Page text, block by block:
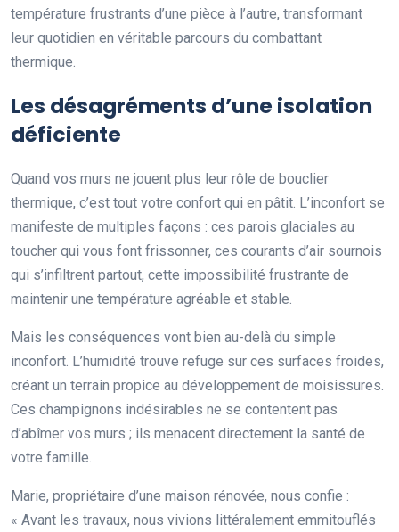
température frustrants d’une pièce à l’autre, transformant
leur quotidien en véritable parcours du combattant
thermique.
Les désagréments d’une isolation
déficiente
Quand vos murs ne jouent plus leur rôle de bouclier
thermique, c’est tout votre confort qui en pâtit. L’inconfort se
manifeste de multiples façons : ces parois glaciales au
toucher qui vous font frissonner, ces courants d’air sournois
qui s’infiltrent partout, cette impossibilité frustrante de
maintenir une température agréable et stable.
Mais les conséquences vont bien au-delà du simple
inconfort. L’humidité trouve refuge sur ces surfaces froides,
créant un terrain propice au développement de moisissures.
Ces champignons indésirables ne se contentent pas
d’abîmer vos murs ; ils menacent directement la santé de
votre famille.
Marie, propriétaire d’une maison rénovée, nous confie :
« Avant les travaux, nous vivions littéralement emmitouflés